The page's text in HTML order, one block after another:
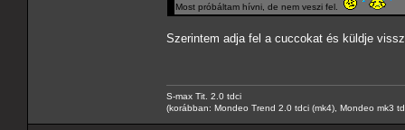
Most próbáltam hívni, de nem veszi fel.
Szerintem adja fel a cuccokat és küldje
S-max Tit. 2.0 tdci
(korábban: Mondeo Trend 2.0 tdci (mk4), Mondeo mk3